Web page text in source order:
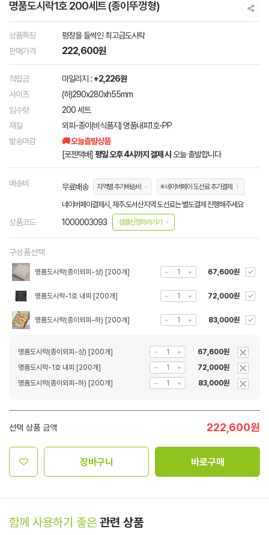
명품도시락1호 200세트 (종이뚜껑형)
상품특징
평창을 들썩인 최고급도시락
판매가격
222,600원
적립금 마일리지 : +2,226원
사이즈
(하)290x280xh55mm
입수량
200 세트
재질
외피-종이(비식품지) 명품내피1호-PP
발송마감
🚚 오늘출발상품
[로젠택배] 평일 오후 4시까지 결제 시 오늘 출발합니다
배송비 무료배송 지역별 추가배송비 ※ 네이버페이 도선료 추가결제
네이버페이결제시, 제주.도서산지역 도선료는 별도결제 진행해주세요
상품코드 1000003093 샘플신청하러가기
구성품선택
명품도시락(종이외피-상) [200개] 67,600원
명품도시락-1호 내피 [200개] 72,000원
명품도시락(종이외피-하) [200개] 83,000원
명품도시락(종이외피-상) [200개]
67,600원
명품도시락-1호 내피 [200개]
72,000원
명품도시락(종이외피-하) [200개]
83,000원
선택 상품 금액 222,600원
장바구니 바로구매
함께 사용하기 좋은 관련 상품